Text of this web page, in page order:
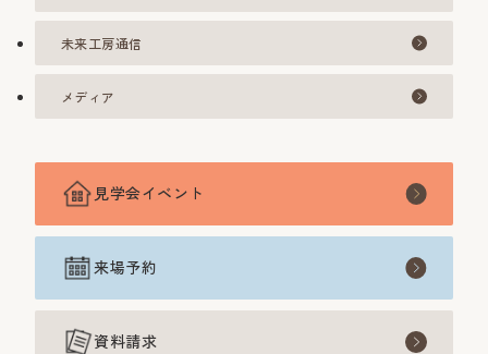
未来工房通信
メディア
見学会イベント
来場予約
資料請求